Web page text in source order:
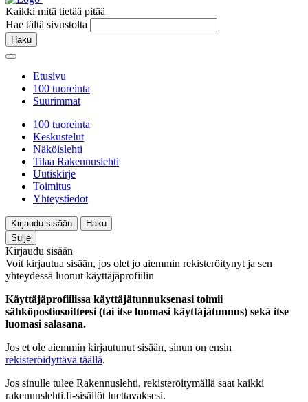
Kaikki mitä tietää pitää
Hae tältä sivustolta
Haku
Etusivu
100 tuoreinta
Suurimmat
100 tuoreinta
Keskustelut
Näköislehti
Tilaa Rakennuslehti
Uutiskirje
Toimitus
Yhteystiedot
Kirjaudu sisään
Haku
Sulje
Kirjaudu sisään
Voit kirjautua sisään, jos olet jo aiemmin rekisteröitynyt ja sen
yhteydessä luonut käyttäjäprofiilin
Käyttäjäprofiilissa käyttäjätunnuksenasi toimii
sähköpostiosoitteesi (tai itse luomasi käyttäjätunnus) sekä itse
luomasi salasana.
Jos et ole aiemmin kirjautunut sisään, sinun on ensin
rekisteröidyttävä täällä.
Jos sinulle tulee Rakennuslehti, rekisteröitymällä saat kaikki
rakennuslehti.fi-sisällöt luettavaksesi.